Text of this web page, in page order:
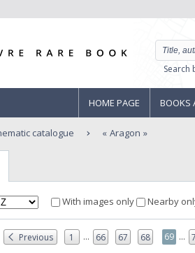
Search
HOME PAGE BOOKS
catalogue Aragon
With images only Nearby
Previous 1 ... 66 67 68 69 ...